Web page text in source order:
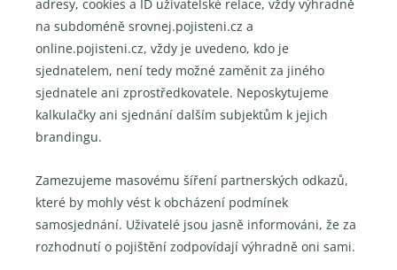
adresy, cookies a ID uživatelské relace, vždy výhradně
na subdoméně srovnej.pojisteni.cz a
online.pojisteni.cz, vždy je uvedeno, kdo je
sjednatelem, není tedy možné zaměnit za jiného
sjednatele ani zprostředkovatele. Neposkytujeme
kalkulačky ani sjednání dalším subjektům k jejich
brandingu.
Zamezujeme masovému šíření partnerských odkazů,
které by mohly vést k obcházení podmínek
samosjednání. Uživatelé jsou jasně informováni, že za
rozhodnutí o pojištění zodpovídají výhradně oni sami.